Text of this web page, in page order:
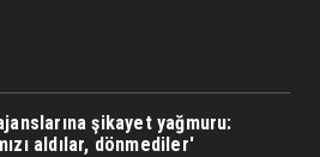
şikayet yağmuru:
aldılar, dönmediler'